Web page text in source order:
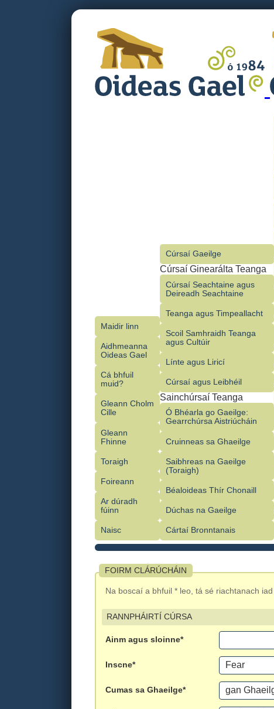
Maidir linn
Aidhmeanna
Oideas Gael
Cá bhfuil
muid?
Gleann Cholm
Cille
Gleann
Fhinne
Toraigh
Foireann
Ar dúradh
fúinn
Naisc
Cúrsaí Gaeilge
Cúrsaí Ginearálta Teanga
Cúrsaí Seachtaine agus
Deireadh Seachtaine
Teanga agus Timpeallacht
Scoil Samhraidh Teanga
agus Cultúir
Línte agus Liricí
Cúrsaí agus Leibhéil
Sainchúrsaí Teanga
Ó Bhéarla go Gaeilge:
Gearrchúrsa Aistriúcháin
Cruinneas sa Ghaeilge
Saibhreas na Gaeilge
(Toraigh)
Béaloideas Thír Chonaill
Dúchas na Gaeilge
Cártaí Bronntanais
FOIRM CLÁRÚCHÁIN
Na boscaí a bhfuil * leo, tá sé riachtanach
RANNPHÁIRTÍ CÚRSA
Ainm agus sloinne*
Inscne*
Cumas sa Ghaeilge*